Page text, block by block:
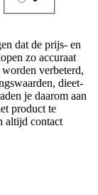
dat de prijs- en
zo accuraat
verbeterd,
dieet-
je daarom aan
product te
altijd contact